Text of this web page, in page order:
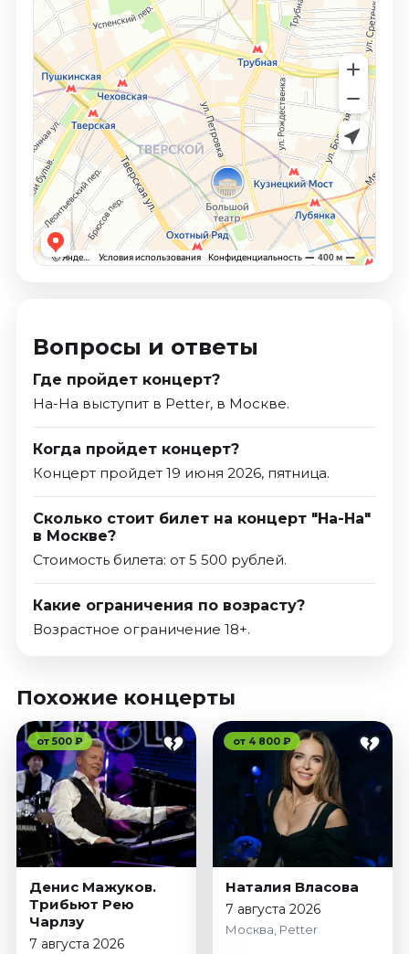
Вопросы и ответы
Где пройдет концерт?
На-На выступит в Petter, в Москве.
Когда пройдет концерт?
Концерт пройдет 19 июня 2026, пятница.
Сколько стоит билет на концерт "На-На"
в Москве?
Стоимость билета: от 5 500 рублей.
Какие ограничения по возрасту?
Возрастное ограничение 18+.
Похожие концерты
от 500 ₽
Денис Мажуков.
Трибьют Рею
Чарлзу
7 августа 2026
от 4 800 ₽
Наталия Власова
7 августа 2026
Москва, Petter